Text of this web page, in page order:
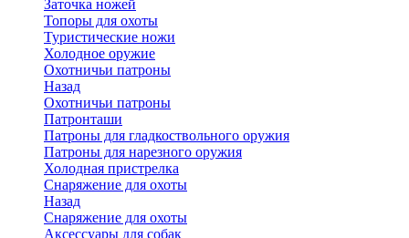
Заточка ножей
Топоры для охоты
Туристические ножи
Холодное оружие
Охотничьи патроны
Назад
Охотничьи патроны
Патронташи
Патроны для гладкоствольного оружия
Патроны для нарезного оружия
Холодная пристрелка
Снаряжение для охоты
Назад
Снаряжение для охоты
Аксессуары для собак